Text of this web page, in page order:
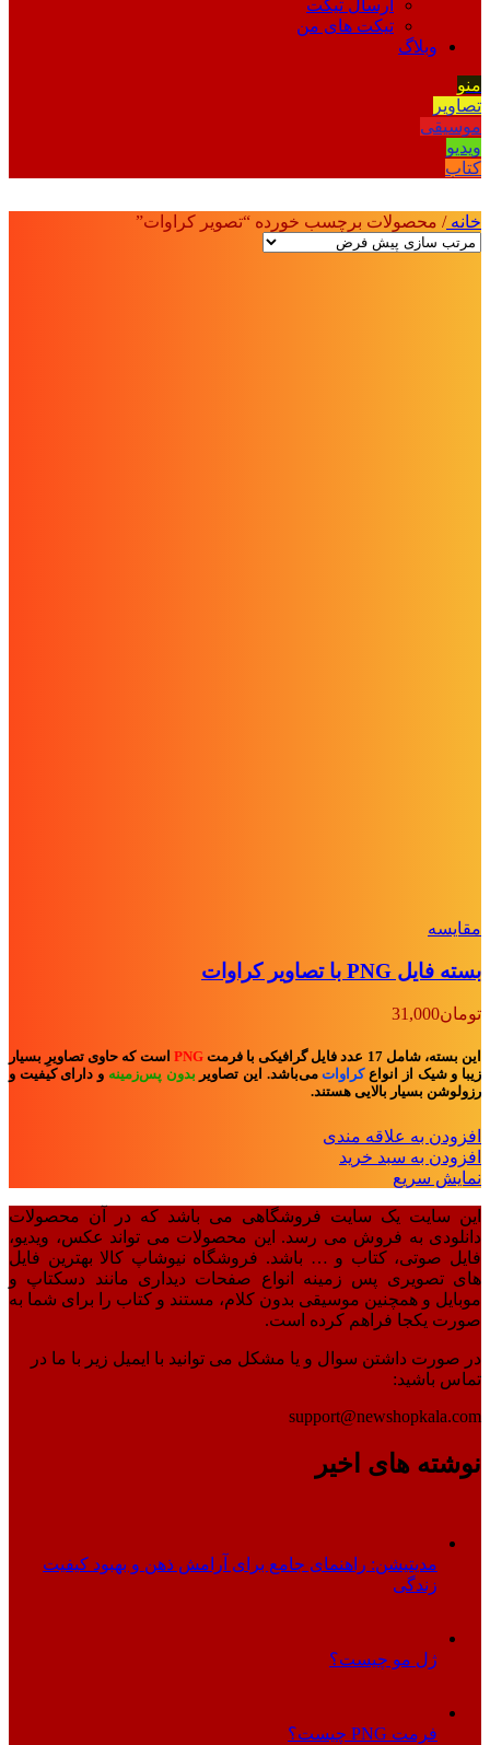
ارسال تیکت
تیکت های من
وبلاگ
منو
تصاویر
موسیقی
ویدیو
کتاب
خانه/ محصولات برچسب خورده “تصویر کراوات”
مقايسه
بسته فایل PNG با تصاویر کراوات
تومان31,000
این بسته، شامل 17 عدد فایل گرافیکی با فرمت PNG است که حاوی تصاویرِ بسیار
زیبا و شیک از انواعکراوات می‌باشد. این تصاویر بدون پس‌زمینه و دارای کیفیت و
رزولوشن بسیار بالایی هستند.
افزودن به علاقه مندی
افزودن به سبد خرید
نمایش سریع
این سایت یک سایت فروشگاهی می باشد که در آن محصولات
دانلودی به فروش می رسد. این محصولات می تواند عکس، ویدیو،
فایل صوتی، کتاب و … باشد. فروشگاه نیوشاپ کالا بهترین فایل
های تصویری پس زمینه انواع صفحات دیداری مانند دسکتاپ و
موبایل و همچنین موسیقی بدون کلام، مستند و کتاب را برای شما به
صورت یکجا فراهم کرده است.
در صورت داشتن سوال و یا مشکل می توانید با ایمیل زیر با ما در
تماس باشید:
support@newshopkala.com
نوشته های اخیر
مدیتیشن: راهنمای جامع برای آرامش ذهن و بهبود کیفیت
زندگی
ژل مو چیست؟
فرمت PNG چیست؟